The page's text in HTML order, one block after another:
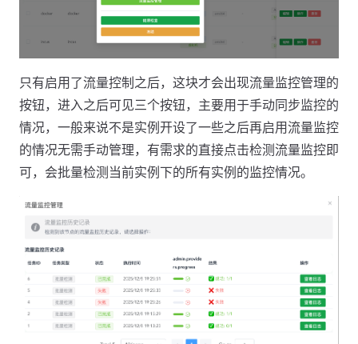
只有启用了流量控制之后，这块才会出现流量监控管理的
按钮，进入之后可见三个按钮，主要用于手动同步监控的
情况，一般来说不是实例开设了一些之后再启用流量监控
的情况无需手动管理，有需求的直接点击检测流量监控即
可，会批量检测当前实例下的所有实例的监控情况。